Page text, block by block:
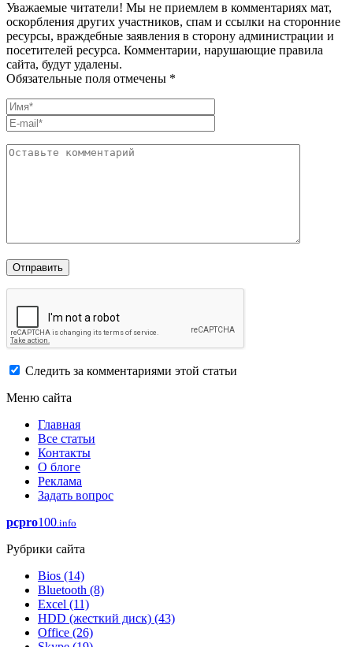
Уважаемые читатели! Мы не приемлем в комментариях мат,
оскорбления других участников, спам и ссылки на сторонние
ресурсы, враждебные заявления в сторону администрации и
посетителей ресурса. Комментарии, нарушающие правила
сайта, будут удалены.
Обязательные поля отмечены *
Следить за комментариями этой статьи
Меню сайта
Главная
Все статьи
Контакты
О блоге
Реклама
Задать вопрос
pcpro100.info
Рубрики сайта
Bios (14)
Bluetooth (8)
Excel (11)
HDD (жесткий диск) (43)
Office (26)